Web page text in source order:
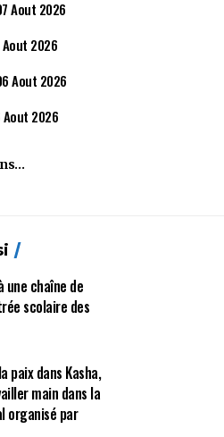
Aout 2026
2026
Aout 2026
2026
une chaîne de
scolaire des
paix dans Kasha,
main dans la
organisé par